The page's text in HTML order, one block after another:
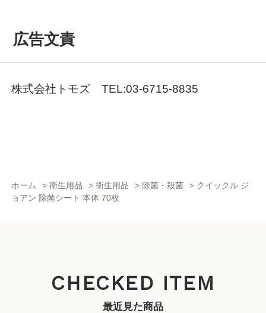
広告文責
株式会社トモズ TEL:03-6715-8835
ホーム >衛生用品 >衛生用品 > 除菌・殺菌 > クイックル ジ
ョアン 除菌シート 本体 70枚
CHECKED ITEM
最近見た商品